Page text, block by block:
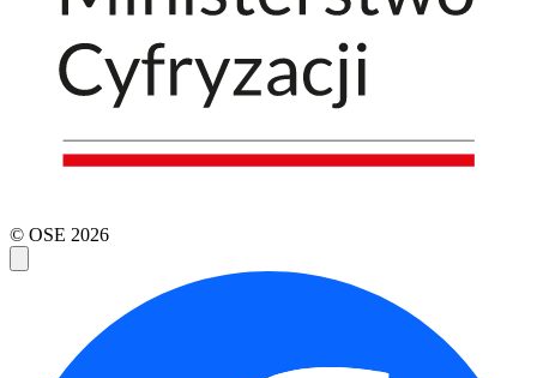
© OSE 2026